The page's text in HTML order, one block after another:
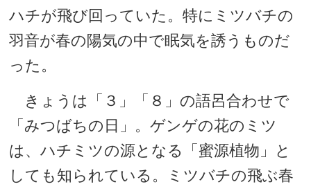
ハチが飛び回っていた。特にミツバチの
羽音が春の陽気の中で眠気を誘うものだ
った。
きょうは「３」「８」の語呂合わせで
「みつばちの日」。ゲンゲの花のミツ
は、ハチミツの源となる「蜜源植物」と
しても知られている。ミツバチの飛ぶ春